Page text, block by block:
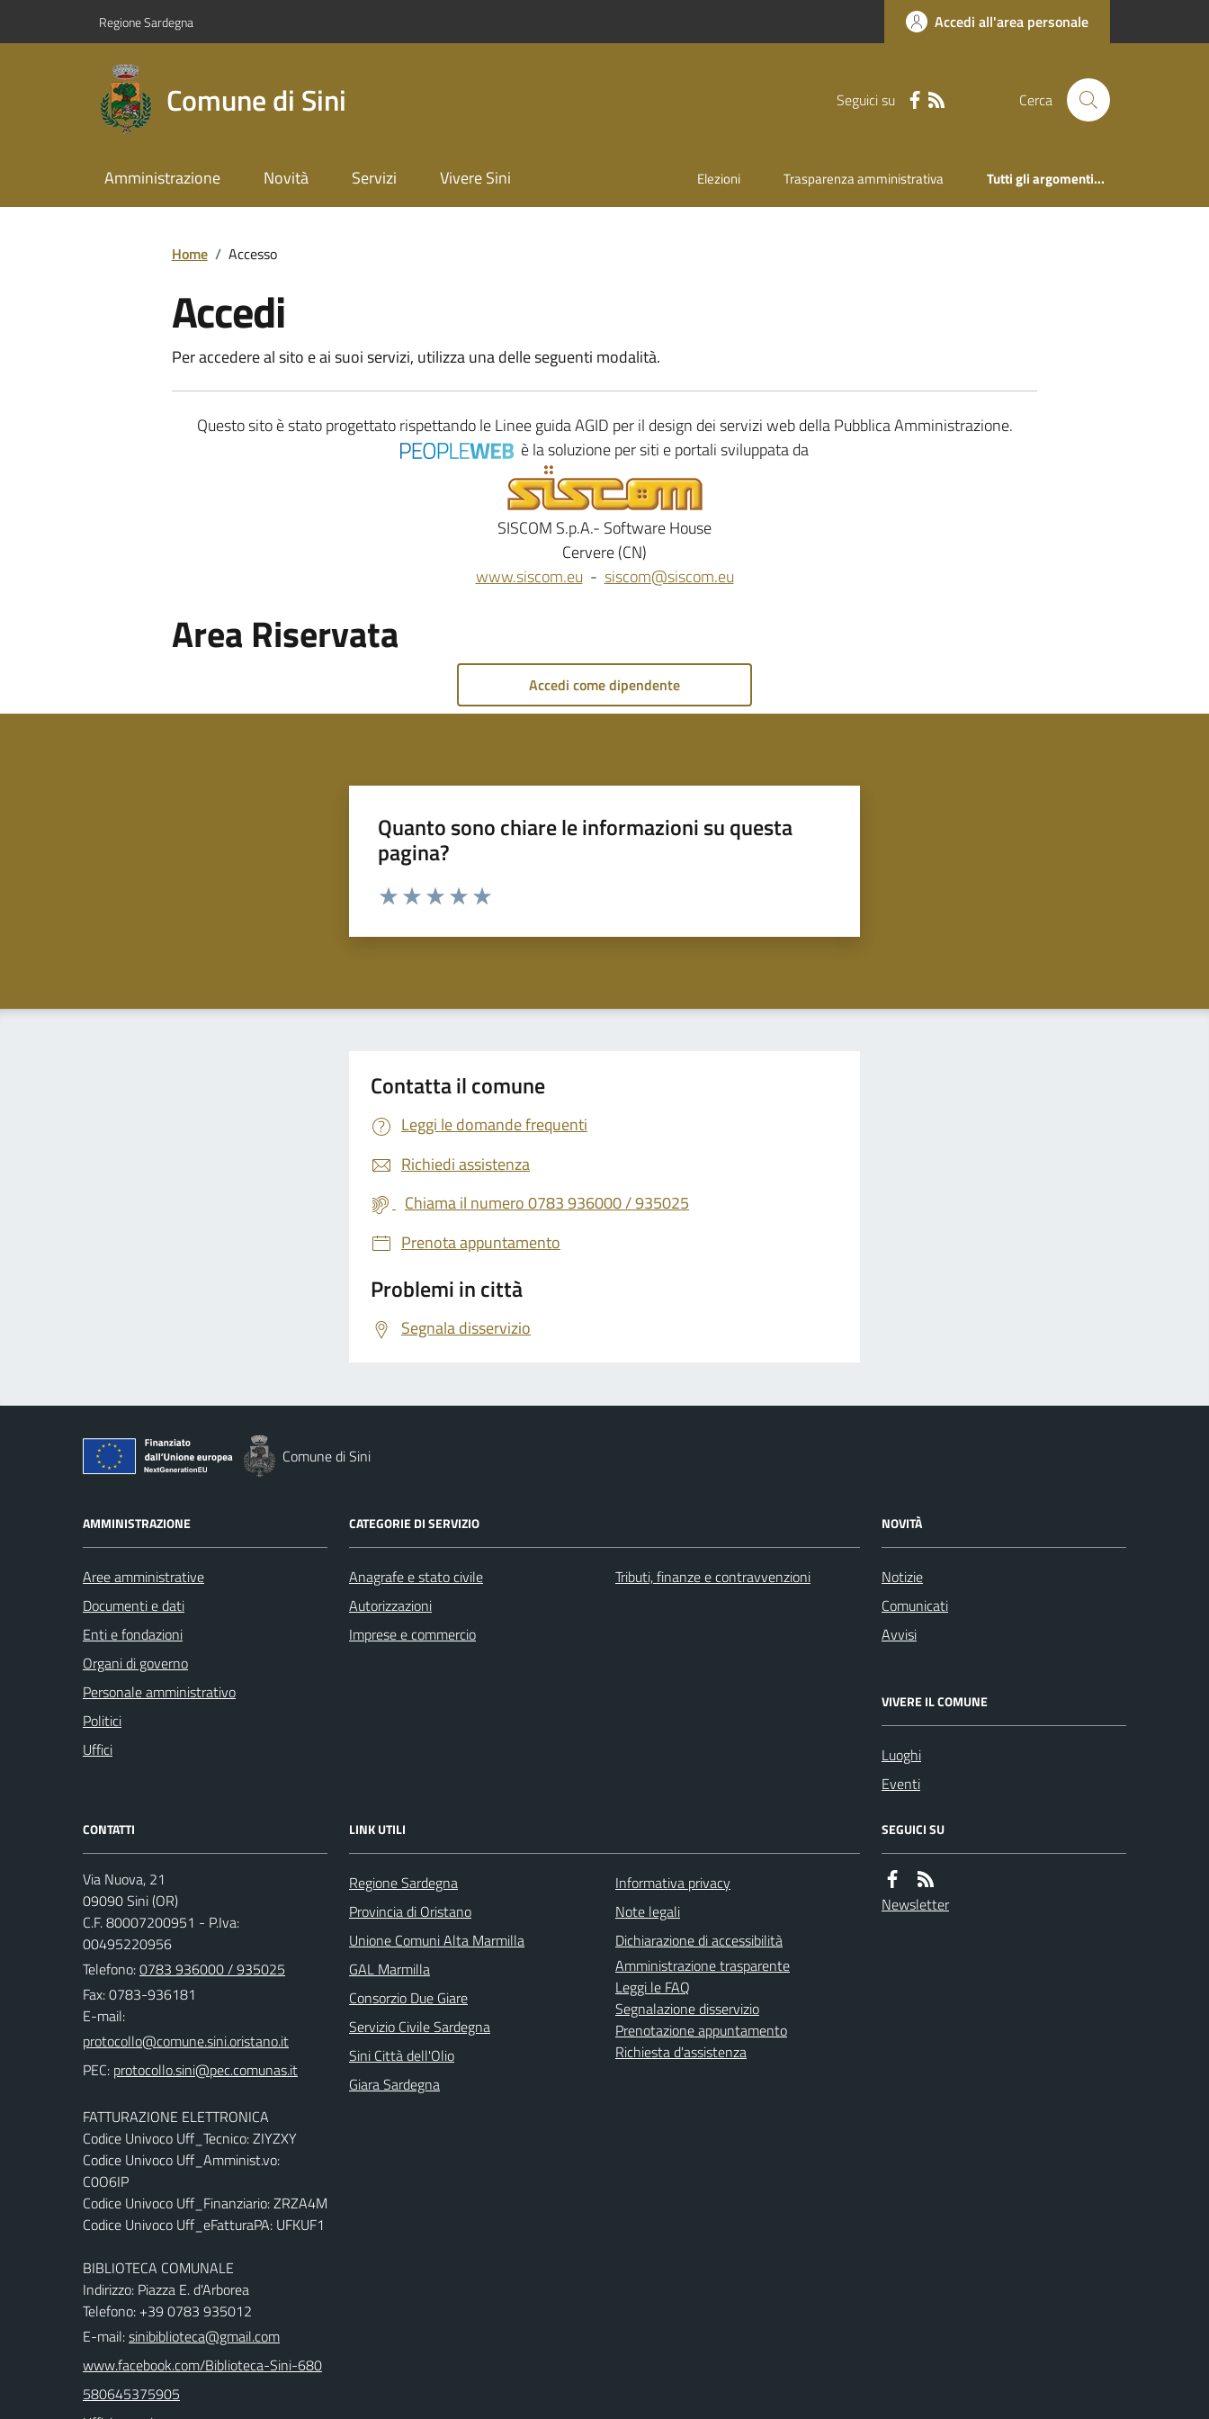
Regione Sardegna Accedi all'area personale
Comune di Sini Seguici su Cerca
Amministrazione Novità Servizi Vivere Sini Elezioni Trasparenza amministrativa Tutti gli argomenti...
Home / Accesso
Accedi
Per accedere al sito e ai suoi servizi, utilizza una delle seguenti modalità.
Questo sito è stato progettato rispettando leLinee guida AGID per il design dei servizi web della Pubblica Amministrazione.
è la soluzione per siti e portali sviluppata da
SISCOM S.p.A.- Software House
Cervere (CN)
www.siscom.eu - siscom@siscom.eu
Area Riservata
Accedi come dipendente
Quanto sono chiare le informazioni su questa
pagina?
Valuta da 1 a 5 stelle la pagina
Contatta il comune
Leggi le domande frequenti
Richiedi assistenza
Chiama il numero 0783 936000 / 935025
Prenota appuntamento
Problemi in città
Segnala disservizio
Comune di Sini
AMMINISTRAZIONE
Aree amministrative
Documenti e dati
Enti e fondazioni
Organi di governo
Personale amministrativo
Politici
Uffici
CATEGORIE DI SERVIZIO
Anagrafe e stato civile
Autorizzazioni
Imprese e commercio
Tributi, finanze e contravvenzioni
NOVITÀ
Notizie
Comunicati
Avvisi
VIVERE IL COMUNE
Luoghi
Eventi
CONTATTI
Via Nuova, 21
09090 Sini (OR)
C.F. 80007200951 - P.Iva:
00495220956
Telefono:0783 936000 / 935025
Fax: 0783-936181
E-mail:
PEC:
FATTURAZIONE ELETTRONICA
Codice Univoco Uff_Tecnico: ZIYZXY
Codice Univoco Uff_Amminist.vo:
C0O6IP
Codice Univoco Uff_Finanziario: ZRZA4M
Codice Univoco Uff_eFatturaPA: UFKUF1
BIBLIOTECA COMUNALE
Indirizzo: Piazza E. d'Arborea
Telefono: +39 0783 935012
E-mail:sinibiblioteca@gmail.com
www.facebook.com/Biblioteca-Sini-680
580645375905
LINK UTILI
Regione Sardegna
Provincia di Oristano
Unione Comuni Alta Marmilla
GAL Marmilla
Consorzio Due Giare
Servizio Civile Sardegna
Sini Città dell'Olio
Giara Sardegna
Informativa privacy
Note legali
Dichiarazione di accessibilità
Amministrazione trasparente
Leggi le FAQ
Segnalazione disservizio
Prenotazione appuntamento
Richiesta d'assistenza
SEGUICI SU
Newsletter